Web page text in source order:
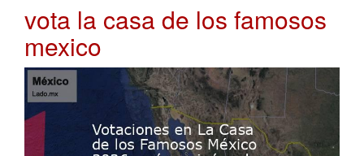
vota la casa de los famosos
mexico